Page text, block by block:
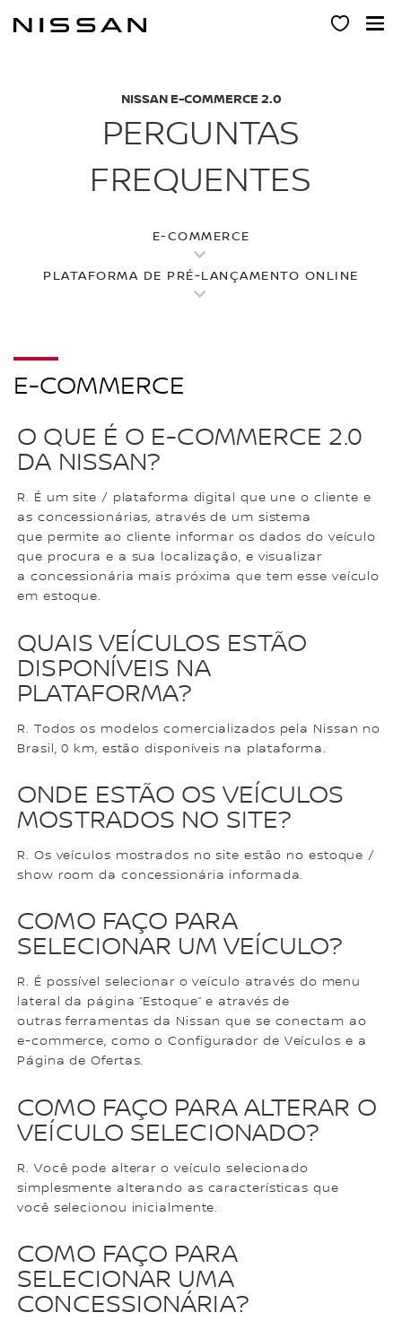
para
NISSAN E-COMMERCE 2.0
PERGUNTAS
FREQUENTES
E-COMMERCE
PLATAFORMA DE PRÉ-LANÇAMENTO ONLINE
E-COMMERCE
O QUE É O E-COMMERCE 2.0
DA NISSAN?
R. É um site / plataforma digital que une o cliente e
as concessionárias, através de um sistema
que permite ao cliente informar os dados do veículo
que procura e a sua localização, e visualizar
a concessionária mais próxima que tem esse veículo
em estoque.
QUAIS VEÍCULOS ESTÃO
DISPONÍVEIS NA
PLATAFORMA?
R. Todos os modelos comercializados pela Nissan no
Brasil, 0 km, estão disponíveis na plataforma.
ONDE ESTÃO OS VEÍCULOS
MOSTRADOS NO SITE?
R. Os veículos mostrados no site estão no estoque /
show room da concessionária informada.
COMO FAÇO PARA
SELECIONAR UM VEÍCULO?
R. É possível selecionar o veículo através do menu
lateral da página “Estoque” e através de
outras ferramentas da Nissan que se conectam ao
e-commerce, como o Configurador de Veículos e a
Página de Ofertas.
COMO FAÇO PARA ALTERAR O
VEÍCULO SELECIONADO?
R. Você pode alterar o veículo selecionado
simplesmente alterando as características que
você selecionou inicialmente.
COMO FAÇO PARA
SELECIONAR UMA
CONCESSIONÁRIA?